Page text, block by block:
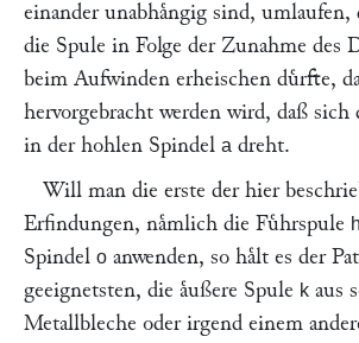
einander unabhaͤngig sind, umlaufen,
die Spule in Folge der Zunahme des
beim Aufwinden erheischen duͤrfte,
hervorgebracht werden wird, daß sich
in der hohlen Spindel a dreht.
Will man die erste der hier
Erfindungen, naͤmlich die Fuͤhrspule
Spindel o anwenden, so haͤlt es der
geeignetsten, die aͤußere Spule k aus
Metallbleche oder irgend einem